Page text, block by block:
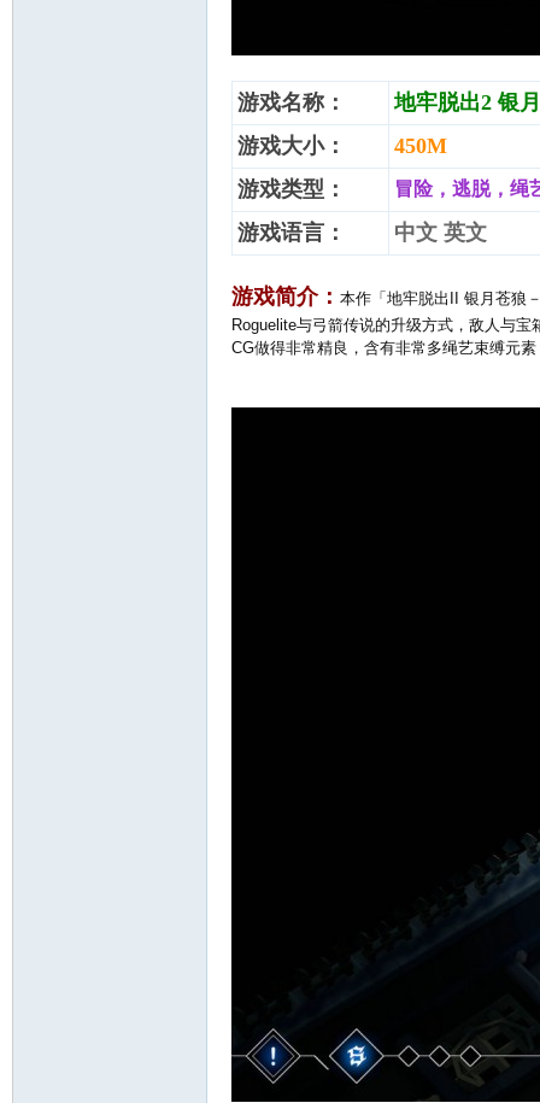
游戏名称：
地牢脱出2 银
游戏大小：
450M
游戏类型：
冒险，逃脱，绳
游戏语言： 中文 英文
游戏简介： 本作「地牢脱出II 银月苍狼
Roguelite与弓箭传说的升级方式，敌人与
CG做得非常精良，含有非常多绳艺束缚元素